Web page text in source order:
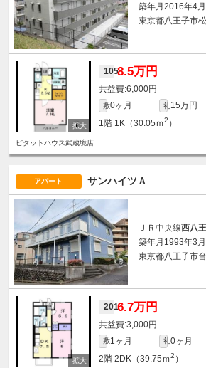
築年月2016年4
東京都八王子市
1058.5万円
6,000円
敷0ヶ月 礼15万円
1階 1K（30.05ｍ2 ）
ピタットハウス武蔵境店
アパート サンハイツＡ
ＪＲ中央線西八
築年月1993年3
東京都八王子市
2016.7万円
3,000円
敷1ヶ月 礼0ヶ月
2階 2DK（39.75ｍ2 ）